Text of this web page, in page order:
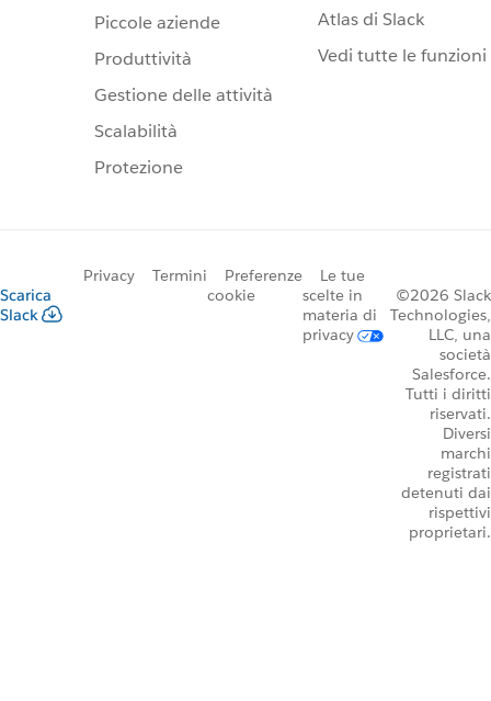
Piccole aziende
Produttività
Gestione delle attività
Scalabilità
Protezione
Atlas di Slack
Vedi tutte le funzioni
Scarica
Slack
Privacy Termini
Preferenze
cookie
Le tue
scelte in
materia di
privacy
©2026 Slack
Technologies,
LLC, una
società
Salesforce.
Tutti i diritti
riservati.
Diversi
marchi
registrati
detenuti dai
rispettivi
proprietari.